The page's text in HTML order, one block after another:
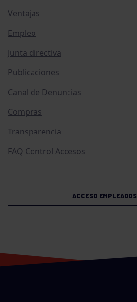
Ventajas
Empleo
Junta directiva
Publicaciones
Canal de Denuncias
Compras
Transparencia
FAQ Control Accesos
ACCESO EMPLEADOS